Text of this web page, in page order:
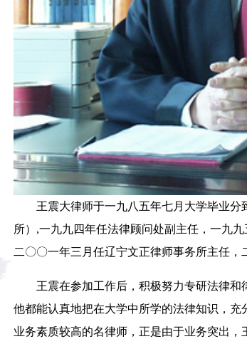
王震大律师于一九八五年七月大学毕业
所）,一九九四年任法律顾问处副主任，一九
二〇〇一年三月任辽宁文正律师事务所主任
王震在参加工作后，积极努力专研法律和
他都能认真地把在大学中所学的法律知识，
业务素质较高的名律师，正是由于业务突出